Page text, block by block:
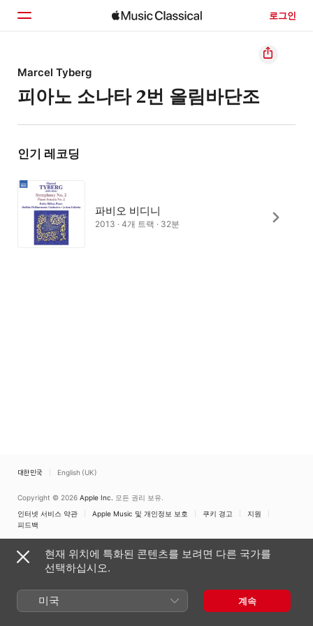
로그인
홈
둘러보기
검색
Marcel Tyberg
피아노 소나타 2번 올림바단조
인기 레코딩
파비오 비디니
2013 · 4개 트랙 · 32분
대한민국 English (UK)
Copyright © 2026 Apple Inc. 모든 권리 보유.
인터넷 서비스 약관
Apple Music 및 개인정보 보호 쿠키 경고
지원
피드백
현재 위치에 특화된 콘텐츠를 보려면 다른 국가를
선택하십시오.
미국 계속